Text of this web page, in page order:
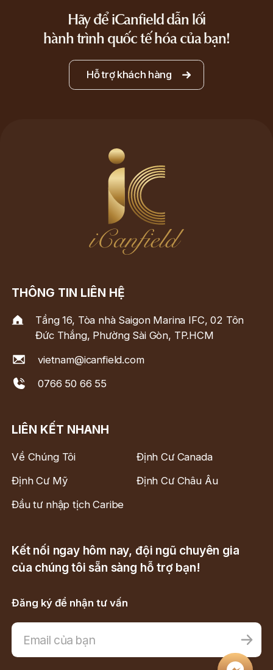
Hãy để iCanfield dẫn lối
hành trình quốc tế hóa của bạn!
Hỗ trợ khách hàng
THÔNG TIN LIÊN HỆ
Tầng 16, Tòa nhà Saigon Marina IFC, 02 Tôn
Đức Thắng, Phường Sài Gòn, TP.HCM
vietnam@icanfield.com
0766 50 66 55
LIÊN KẾT NHANH
Về Chúng Tôi
Định Cư Canada
Định Cư Mỹ
Định Cư Châu Âu
Đầu tư nhập tịch Caribe
Kết nối ngay hôm nay, đội ngũ chuyên gia
của chúng tôi sẵn sàng hỗ trợ bạn!
Đăng ký để nhận tư vấn